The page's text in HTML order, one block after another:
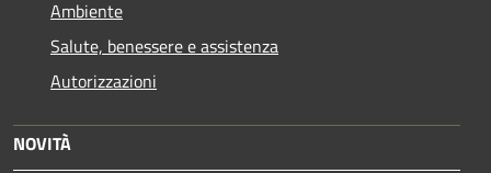
Ambiente
Salute, benessere e assistenza
Autorizzazioni
NOVITÀ